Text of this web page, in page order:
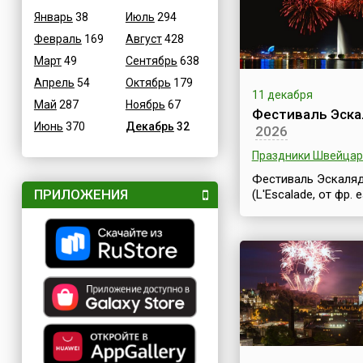
Январь 38
Февраль 169
Март49
Апрель 54
Май 287
Июнь 370
Июль 294
Август428
Сентябрь 638
Октябрь 179
Ноябрь 67
Декабрь 32
ПРИЛОЖЕНИЯ
(исп. Festival
del Nuevo Cine
Latinoamericano),
длится 10
под эгидой
Института Искусств
Кинематографии и
считается
кинофестивалем
испаноговорящего
Вышеупомянутый
спонсирует также
присуждение ...
11 декабря
Фестиваль
2026
Праздники
Фестиваль
(L'Escalade, от фр.
праздник, который
проходит ежегодно
швейцарском
Женеве в самом
зимы. Он длится 3
пятницы по
в ближайшие от 11
декабря